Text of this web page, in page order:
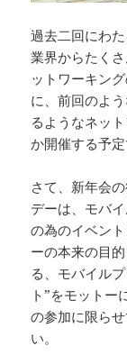
過去二回にわ
業界からたく
ットワーキン
に、前回のよ
るようなネッ
か開催する予
さて、新年会
デーは、モバ
の為のイベン
ーの本来の目
る、モバイル
ト”をモットー
の参加に限ら
い。